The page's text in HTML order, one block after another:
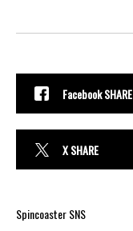
Facebook SHARE
X SHARE
Spincoaster SNS